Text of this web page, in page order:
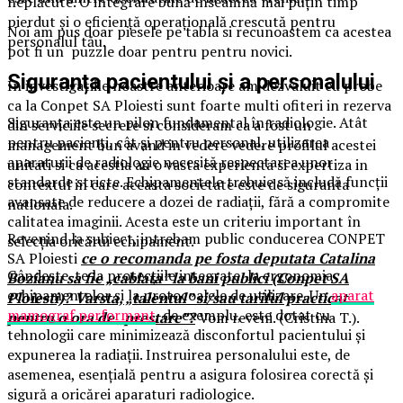
Noi am pus doar piesele pe tabla si recunoastem ca acestea
pot fi un puzzle doar pentru pentru novici.
In investigatiile noastre anterioare am dezvaluit cu probe
ca la Conpet SA Ploiesti sunt foarte multi ofiteri in rezerva
din serviciile secrete si consideram ca a fost un
management bun avand in vedere vedere profilul acestei
unitati si ca acestia au o vasta experienta si expertiza in
contextul in care aceasta societate este de siguranta
nationala.
Revenind la subiect, intrebam public conducerea CONPET
SA Ploiesti ce o recomanda pe fosta deputata Catalina
Bozianu sa fie „cablata” la bani publici (Conpet SA
Ploiesti)? Varsta, „talentul” si/sau tariful practicat
pentru o ora de „prestare”?Vom reveni. (Cristina T.).
pierdut și o eficiență operațională crescută pentru
personalul tău.
Siguranța pacientului și a personalului
Siguranța este un pilon fundamental în radiologie. Atât
pentru pacienți, cât și pentru personal, utilizarea
aparaturii de radiologie necesită respectarea unor
standarde stricte. Echipamentele trebuie să includă funcții
avansate de reducere a dozei de radiații, fără a compromite
calitatea imaginii. Acesta este un criteriu important în
selecția oricărui echipament.
Gândește-te la protecțiile integrate, la ergonomia
echipamentelor și la protocoalele de utilizare. Unaparat
mamograf performant, de exemplu, este dotat cu
tehnologii care minimizează disconfortul pacientului și
expunerea la radiații. Instruirea personalului este, de
asemenea, esențială pentru a asigura folosirea corectă și
sigură a oricărei aparaturi radiologice.